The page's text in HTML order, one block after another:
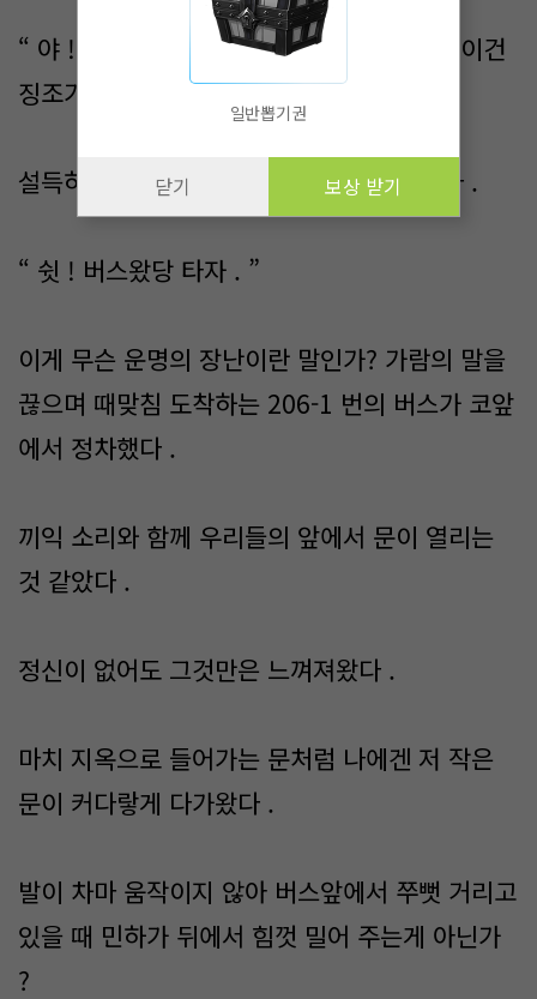
“ 야 ! 이건 쫌 윟럼한데 말이 어눌해졌잖아 이건
징조가 않좋아 그렇지말고 .. ”
설득하던 가람의 말을 끊고 민하가 얘기한다 .
“ 쉿 ! 버스왔당 타자 . ”
이게 무슨 운명의 장난이란 말인가? 가람의 말을
끊으며 때맞침 도착하는 206-1 번의 버스가 코앞
에서 정차했다 .
끼익 소리와 함께 우리들의 앞에서 문이 열리는
것 같았다 .
정신이 없어도 그것만은 느껴져왔다 .
마치 지옥으로 들어가는 문처럼 나에겐 저 작은
문이 커다랗게 다가왔다 .
발이 차마 움작이지 않아 버스앞에서 쭈뻣 거리고
있을 때 민하가 뒤에서 힘껏 밀어 주는게 아닌가
?
일반뽑기권
닫기 보상 받기